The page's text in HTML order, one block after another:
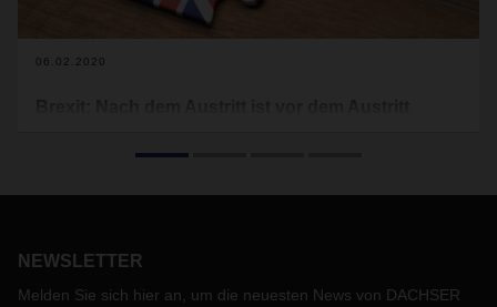
06.02.2020
noch nicht geregelt.
NEWSLETTER
Melden Sie sich hier an, um die neuesten News von DACHSER